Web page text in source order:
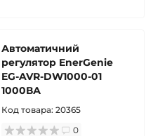
Автоматичний
регулятор EnerGenie
EG-AVR-DW1000-01
1000ВА
Код товара: 20365
0